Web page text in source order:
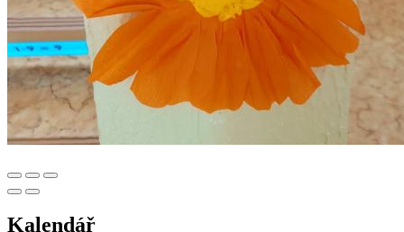
Kalendář